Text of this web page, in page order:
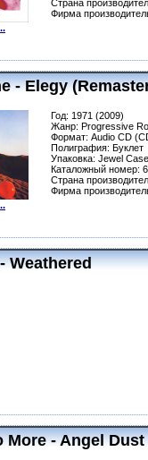
Страна
Фирма
- Elegy
Год: 1971 (2009)
Жанр: Progressive
Формат: Audio CD
Полиграфия: Буклет
Упаковка: Jewel Case
Каталожный номер:
Страна
Фирма
Weathered
More - Angel